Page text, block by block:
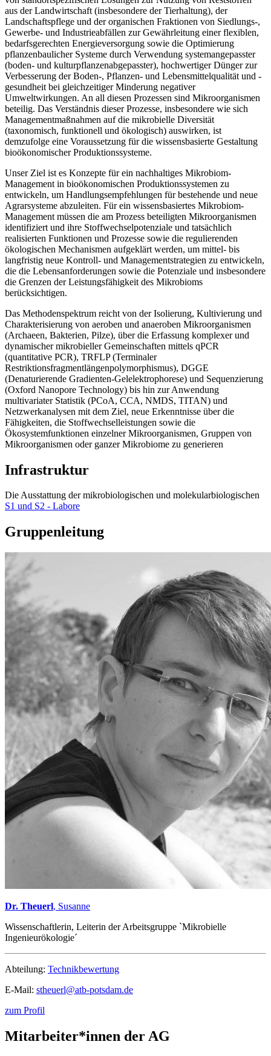
aus der Landwirtschaft (insbesondere der Tierhaltung), der
Landschaftspflege und der organischen Fraktionen von Siedlungs-,
Gewerbe- und Industrieabfällen zur Gewährleitung einer flexiblen,
bedarfsgerechten Energieversorgung sowie die Optimierung
pflanzenbaulicher Systeme durch Verwendung systemangepasster
(boden- und kulturpflanzenabgepasster), hochwertiger Dünger zur
Verbesserung der Boden-, Pflanzen- und Lebensmittelqualität und -
gesundheit bei gleichzeitiger Minderung negativer
Umweltwirkungen. An all diesen Prozessen sind Mikroorganismen
beteilig. Das Verständnis dieser Prozesse, insbesondere wie sich
Managementmaßnahmen auf die mikrobielle Diversität
(taxonomisch, funktionell und ökologisch) auswirken, ist
demzufolge eine Voraussetzung für die wissensbasierte Gestaltung
bioökonomischer Produktionssysteme.
Unser Ziel ist es Konzepte für ein nachhaltiges Mikrobiom-
Management in bioökonomischen Produktionssystemen zu
entwickeln, um Handlungsempfehlungen für bestehende und neue
Agrarsysteme abzuleiten. Für ein wissensbasiertes Mikrobiom-
Management müssen die am Prozess beteiligten Mikroorganismen
identifiziert und ihre Stoffwechselpotenziale und tatsächlich
realisierten Funktionen und Prozesse sowie die regulierenden
ökologischen Mechanismen aufgeklärt werden, um mittel- bis
langfristig neue Kontroll- und Managementstrategien zu entwickeln,
die die Lebensanforderungen sowie die Potenziale und insbesondere
die Grenzen der Leistungsfähigkeit des Mikrobioms
berücksichtigen.
Das Methodenspektrum reicht von der Isolierung, Kultivierung und
Charakterisierung von aeroben und anaeroben Mikroorganismen
(Archaeen, Bakterien, Pilze), über die Erfassung komplexer und
dynamischer mikrobieller Gemeinschaften mittels qPCR
(quantitative PCR), TRFLP (Terminaler
Restriktionsfragmentlängenpolymorphismus), DGGE
(Denaturierende Gradienten-Gelelektrophorese) und Sequenzierung
(Oxford Nanopore Technology) bis hin zur Anwendung
multivariater Statistik (PCoA, CCA, NMDS, TITAN) und
Netzwerkanalysen mit dem Ziel, neue Erkenntnisse über die
Fähigkeiten, die Stoffwechselleistungen sowie die
Ökosystemfunktionen einzelner Mikroorganismen, Gruppen von
Mikroorganismen oder ganzer Mikrobiome zu generieren
Infrastruktur
Die Ausstattung der mikrobiologischen und molekularbiologischen
S1 und S2 - Labore
Gruppenleitung
Dr. Theuerl, Susanne
Wissenschaftlerin, Leiterin der Arbeitsgruppe `Mikrobielle
Ingenieurökologie´
Abteilung: Technikbewertung
E-Mail: stheuerl@atb-potsdam.de
zum Profil
Mitarbeiter*innen der AG